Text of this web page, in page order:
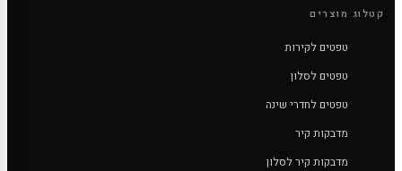
קטלוג מוצרים
טפטים לקירות
טפטים לסלון
טפטים לחדרי שינה
מדבקות קיר
מדבקות קיר לסלון